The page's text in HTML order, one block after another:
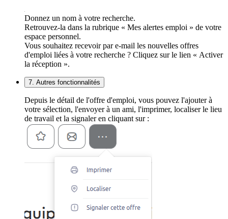
Donnez un nom à votre recherche.
Retrouvez-la dans la rubrique « Mes alertes emploi » de votre
espace personnel.
Vous souhaitez recevoir par e-mail les nouvelles offres
d'emploi liées à votre recherche ? Cliquez sur le lien « Activer
la réception ».
7. Autres fonctionnalités
Depuis le détail de l'offre d'emploi, vous pouvez l'ajouter à
votre sélection, l'envoyer à un ami, l'imprimer, localiser le lieu
de travail et la signaler en cliquant sur :